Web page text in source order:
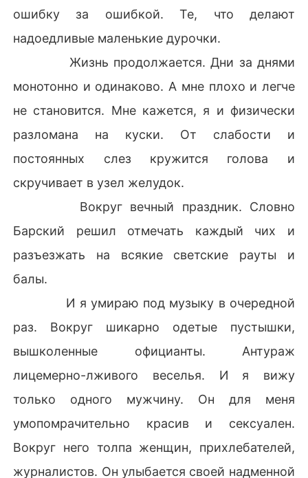
ошибку за ошибкой. Те, что делают
надоедливые маленькие дурочки.
Жизнь продолжается. Дни за днями
монотонно и одинаково. А мне плохо и легче
не становится. Мне кажется, я и физически
разломана на куски. От слабости и
постоянных слез кружится голова и
скручивает в узел желудок.
Вокруг вечный праздник. Словно
Барский решил отмечать каждый чих и
разъезжать на всякие светские рауты и
балы.
И я умираю под музыку в очередной
раз. Вокруг шикарно одетые пустышки,
вышколенные официанты. Антураж
лицемерно-лживого веселья. И я вижу
только одного мужчину. Он для меня
умопомрачительно красив и сексуален.
Вокруг него толпа женщин, прихлебателей,
журналистов. Он улыбается своей надменной